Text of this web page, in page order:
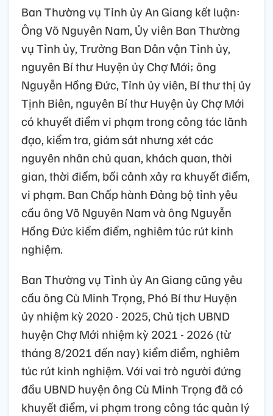
Ban Thường vụ Tỉnh ủy An Giang kết luận:
Ông Võ Nguyên Nam, Ủy viên Ban Thường
vụ Tỉnh ủy, Trưởng Ban Dân vận Tỉnh ủy,
nguyên Bí thư Huyện ủy Chợ Mới; ông
Nguyễn Hồng Đức, Tỉnh ủy viên, Bí thư thị ủy
Tịnh Biên, nguyên Bí thư Huyện ủy Chợ Mới
có khuyết điểm vi phạm trong công tác lãnh
đạo, kiểm tra, giám sát nhưng xét các
nguyên nhân chủ quan, khách quan, thời
gian, thời điểm, bối cảnh xảy ra khuyết điểm,
vi phạm. Ban Chấp hành Đảng bộ tỉnh yêu
cầu ông Võ Nguyên Nam và ông Nguyễn
Hồng Đức kiểm điểm, nghiêm túc rút kinh
nghiệm.
Ban Thường vụ Tỉnh ủy An Giang cũng yêu
cầu ông Cù Minh Trọng, Phó Bí thư Huyện
ủy nhiệm kỳ 2020 - 2025, Chủ tịch UBND
huyện Chợ Mới nhiệm kỳ 2021 - 2026 (từ
tháng 8/2021 đến nay) kiểm điểm, nghiêm
túc rút kinh nghiệm. Với vai trò người đứng
đầu UBND huyện ông Cù Minh Trọng đã có
khuyết điểm, vi phạm trong công tác quản lý